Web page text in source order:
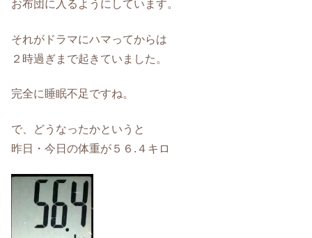
お布団に入るようにしています。
それがドラマにハマってからは
２時過ぎまで起きていました。
完全に睡眠不足ですね。
で、どうなったかというと
昨日・今日の体重が５６.４キロ